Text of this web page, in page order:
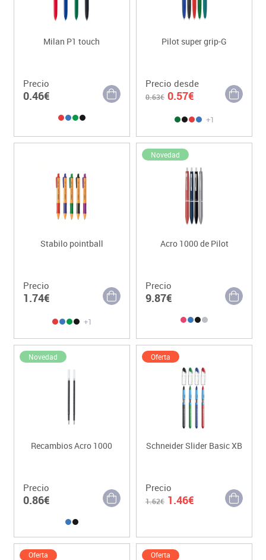
Milan P1 touch
Precio
0.46€
Pilot super grip-G
Precio desde
0.63€ 0.57€
+1
Stabilo pointball
Precio
1.74€
+1
Novedad
Acro 1000 de Pilot
Precio
9.87€
Novedad
Recambios Acro 1000
Precio
0.86€
Oferta
Schneider Slider Basic XB
Precio
1.62€ 1.46€
Oferta Oferta